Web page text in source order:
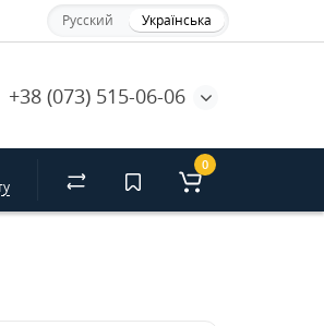
Русский Українська
+38 (073) 515-06-06
0